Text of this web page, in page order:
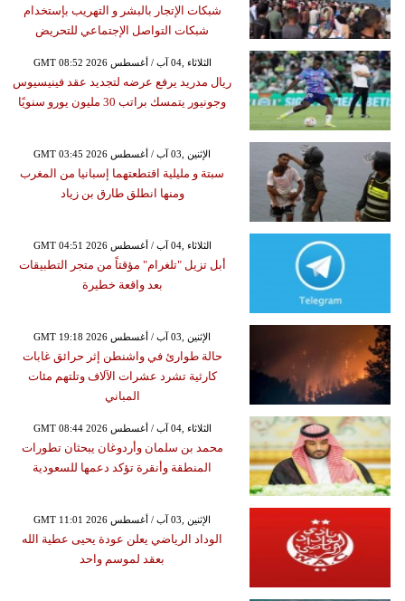
شبكات الإتجار بالبشر و التهريب بإستخدام
شبكات التواصل الإجتماعي للتحريض
GMT 08:52 2026 الثلاثاء ,04 آب / أغسطس
ريال مدريد يرفع عرضه لتجديد عقد فينيسيوس
وجونيور يتمسك براتب 30 مليون يورو سنويًا
GMT 03:45 2026 الإثنين ,03 آب / أغسطس
سبتة و مليلية اقتطعتهما إسبانيا من المغرب
ومنها انطلق طارق بن زياد
GMT 04:51 2026 الثلاثاء ,04 آب / أغسطس
أبل تزيل "تلغرام" مؤقتاً من متجر التطبيقات
بعد واقعة خطيرة
GMT 19:18 2026 الإثنين ,03 آب / أغسطس
حالة طوارئ في واشنطن إثر حرائق غابات
كارثية تشرد عشرات الآلاف وتلتهم مئات
المباني
GMT 08:44 2026 الثلاثاء ,04 آب / أغسطس
محمد بن سلمان وأردوغان يبحثان تطورات
المنطقة وأنقرة تؤكد دعمها للسعودية
GMT 11:01 2026 الإثنين ,03 آب / أغسطس
الوداد الرياضي يعلن عودة يحيى عطية الله
بعقد لموسم واحد